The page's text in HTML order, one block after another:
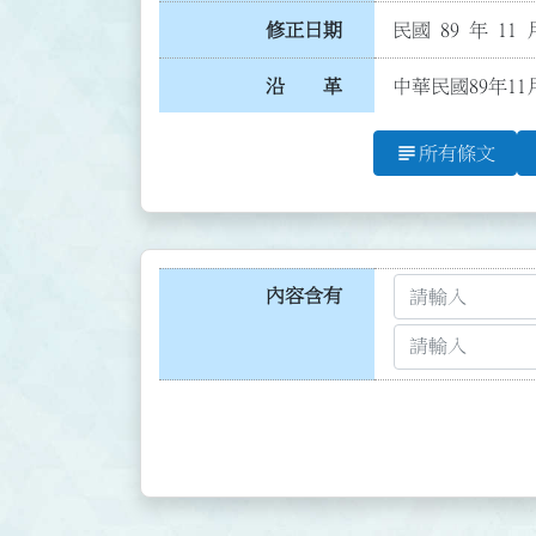
修正日期 民國 89 年 11
沿 革 中華民國89年11
subject 所有條文
內容含有